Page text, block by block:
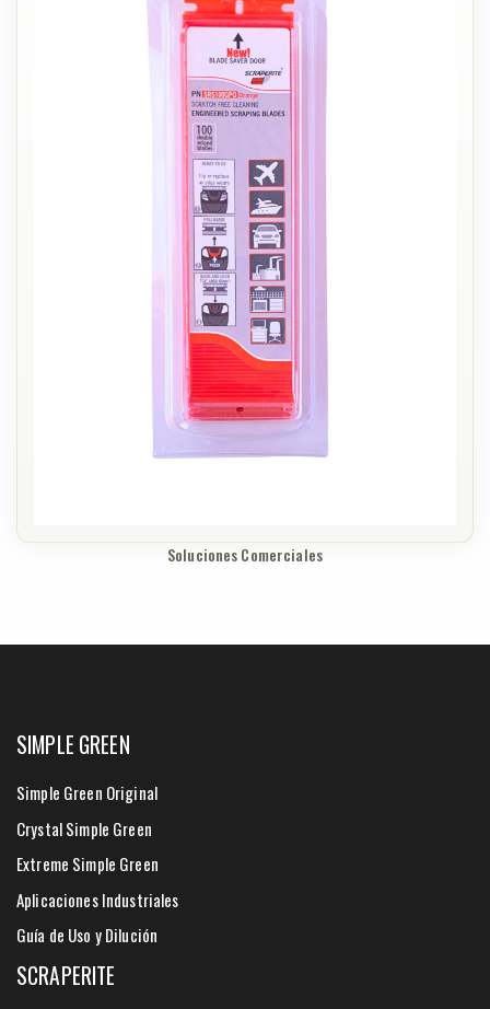
Soluciones Comerciales
SIMPLE GREEN
Simple Green Original
Crystal Simple Green
Extreme Simple Green
Aplicaciones Industriales
Guía de Uso y Dilución
SCRAPERITE